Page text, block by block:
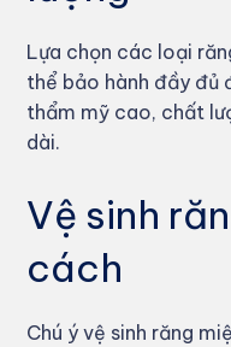
Lựa chọn các loại
thể bảo hành đầy đủ
thẩm mỹ cao, chất
dài.
Vệ sinh
cách
Chú ý vệ sinh răng